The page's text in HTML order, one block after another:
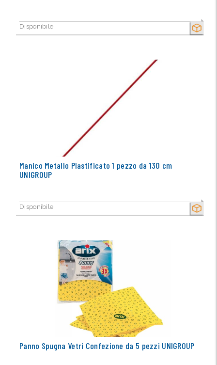
SECCO
Disponibile
SECCO
Manico Metallo Plastificato 1 pezzo da 130 cm
UNIGROUP
Disponibile
Panno Spugna Vetri Confezione da 5 pezzi UNIGROUP